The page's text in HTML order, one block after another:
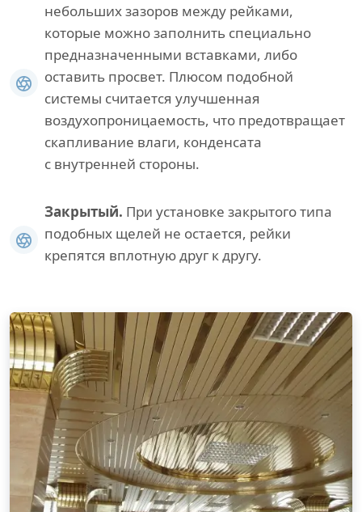
небольших зазоров между рейками,
которые можно заполнить специально
предназначенными вставками, либо
оставить просвет. Плюсом подобной
системы считается улучшенная
воздухопроницаемость, что предотвращает
скапливание влаги, конденсата
с внутренней стороны.
Закрытый. При установке закрытого типа
подобных щелей не остается, рейки
крепятся вплотную друг к другу.